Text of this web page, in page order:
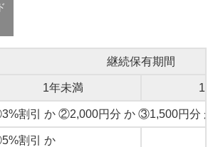
継続保有期間
1年未満 1
割引 か ②2,000円分 か ③1,500円分
割引 か